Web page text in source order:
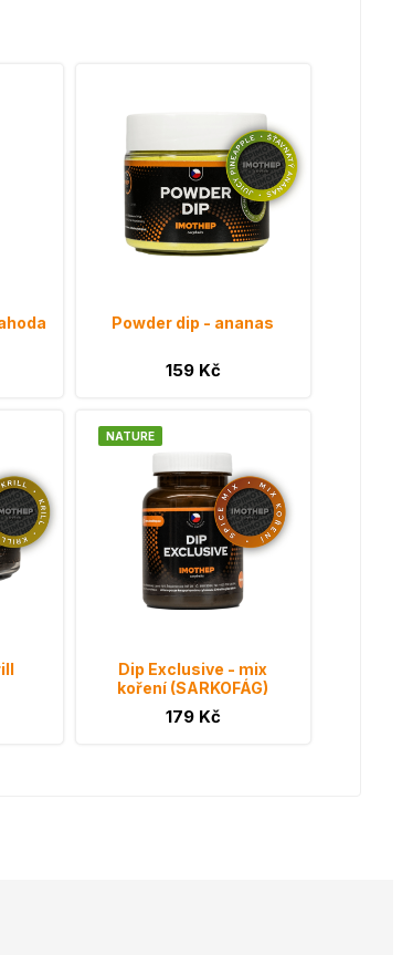
Powder dip - ananas
159 Kč
NATURE
Dip Exclusive - mix
koření (SARKOFÁG)
179 Kč